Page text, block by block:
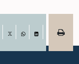
Facebook